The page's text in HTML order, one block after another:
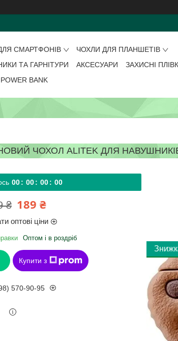
СМАРТФОНІВ
ЧОХЛИ ДЛЯ ПЛАНШЕТІВ
ТА ГАРНІТУРИ АКСЕСУАРИ
ЗАХИСНІ
POWER BANK
ЧОХОЛ ALITEK ДЛЯ НАВУШНИКІВ
00 00 00 00
₴ 189 ₴
оптові ціни
Оптом і в роздріб
Купити з
570-90-95